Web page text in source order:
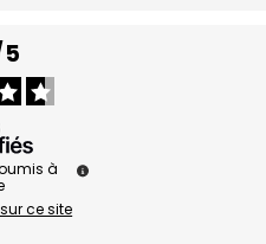
5
à
ce site